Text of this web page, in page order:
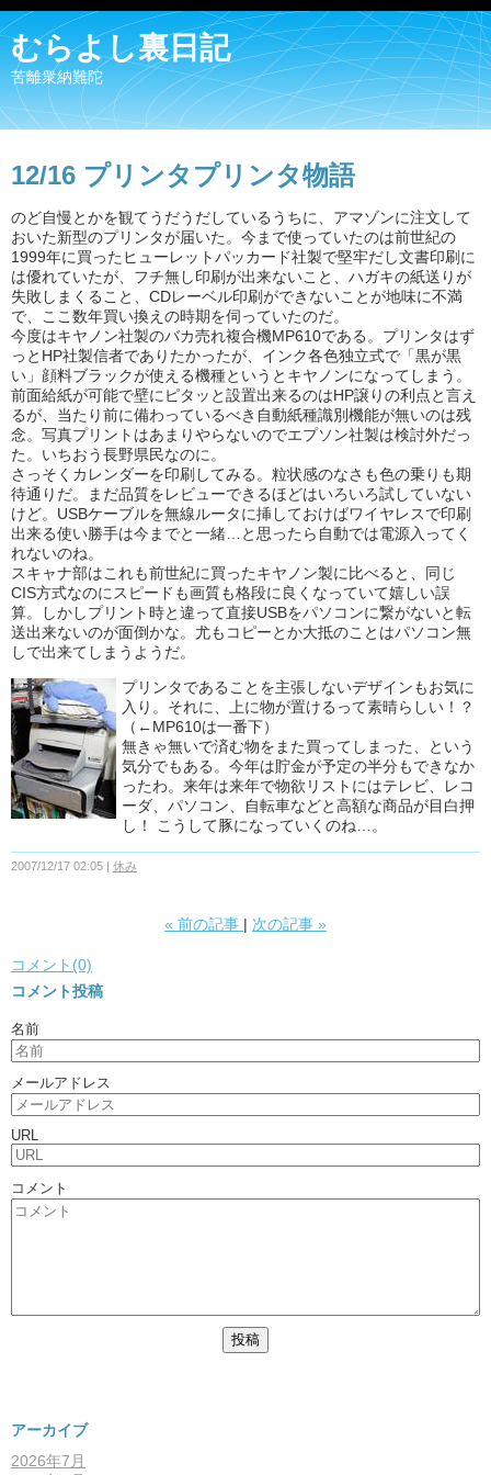
むらよし裏日記
苦離衆納難陀
12/16 プリンタプリンタ物語
のど自慢とかを観てうだうだしているうちに、アマゾンに注文して
おいた新型のプリンタが届いた。今まで使っていたのは前世紀の
1999年に買ったヒューレットパッカード社製で堅牢だし文書印刷に
は優れていたが、フチ無し印刷が出来ないこと、ハガキの紙送りが
失敗しまくること、CDレーベル印刷ができないことが地味に不満
で、ここ数年買い換えの時期を伺っていたのだ。
今度はキヤノン社製のバカ売れ複合機MP610である。プリンタはず
っとHP社製信者でありたかったが、インク各色独立式で「黒が黒
い」顔料ブラックが使える機種というとキヤノンになってしまう。
前面給紙が可能で壁にピタッと設置出来るのはHP譲りの利点と言え
るが、当たり前に備わっているべき自動紙種識別機能が無いのは残
念。写真プリントはあまりやらないのでエプソン社製は検討外だっ
た。いちおう長野県民なのに。
さっそくカレンダーを印刷してみる。粒状感のなさも色の乗りも期
待通りだ。まだ品質をレビューできるほどはいろいろ試していない
けど。USBケーブルを無線ルータに挿しておけばワイヤレスで印刷
出来る使い勝手は今までと一緒…と思ったら自動では電源入ってく
れないのね。
スキャナ部はこれも前世紀に買ったキヤノン製に比べると、同じ
CIS方式なのにスピードも画質も格段に良くなっていて嬉しい誤
算。しかしプリント時と違って直接USBをパソコンに繋がないと転
送出来ないのが面倒かな。尤もコピーとか大抵のことはパソコン無
しで出来てしまうようだ。
プリンタであることを主張しないデザインもお気に
入り。それに、上に物が置けるって素晴らしい！？
（←MP610は一番下）
無きゃ無いで済む物をまた買ってしまった、という
気分でもある。今年は貯金が予定の半分もできなか
ったわ。来年は来年で物欲リストにはテレビ、レコ
ーダ、パソコン、自転車などと高額な商品が目白押
し！ こうして豚になっていくのね…。
2007/12/17 02:05 休み
« 前の記事 次の記事 »
コメント(0)
コメント投稿
名前
メールアドレス
URL
コメント
アーカイブ
2026年7月